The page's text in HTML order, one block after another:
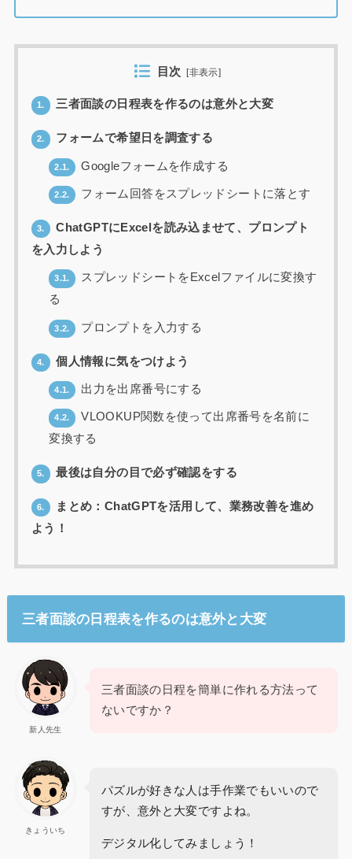
目次 [非表示]
1. 三者面談の日程表を作るのは意外と大変
2. フォームで希望日を調査する
2.1. Googleフォームを作成する
2.2. フォーム回答をスプレッドシートに落とす
3.
ChatGPTにExcelを読み込ませて、プロンプト
を入力しよう
3.1.
スプレッドシートをExcelファイルに変換す
る
3.2. プロンプトを入力する
4. 個人情報に気をつけよう
4.1. 出力を出席番号にする
4.2.
VLOOKUP関数を使って出席番号を名前に
変換する
5. 最後は自分の目で必ず確認をする
6.
まとめ：ChatGPTを活用して、業務改善を進め
よう！
三者面談の日程表を作るのは意外と大変
新人先生
三者面談の日程を簡単に作れる方法って
ないですか？
きょういち
パズルが好きな人は手作業でもいいので
すが、意外と大変ですよね。
デジタル化してみましょう！